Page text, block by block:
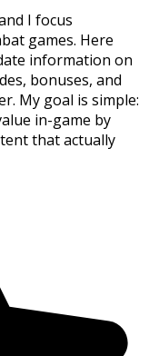
I focus
games. Here
information on
bonuses, and
My goal is simple:
in-game by
that actually